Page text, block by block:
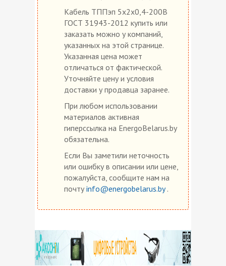
Кабель ТППэп 5х2х0,4-200В
ГОСТ 31943-2012 купить или
заказать можно у компаний,
указанных на этой странице.
Указанная цена может
отличаться от фактической.
Уточняйте цену и условия
доставки у продавца заранее.
При любом использовании
материалов активная
гиперссылка на EnergoBelarus.by
обязательна.
Если Вы заметили неточность
или ошибку в описании или цене,
пожалуйста, сообщите нам на
почту info@energobelarus.by.